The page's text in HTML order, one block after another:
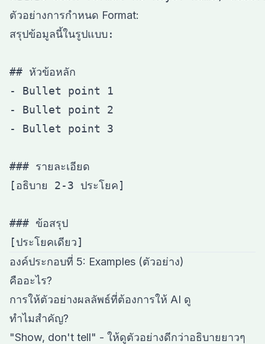
ตัวอย่างการกำหนด Format:
สรุปข้อมูลนี้ในรูปแบบ:
## หัวข้อหลัก
- Bullet point 1
- Bullet point 2
- Bullet point 3
### รายละเอียด
[อธิบาย 2-3 ประโยค]
### ข้อสรุป
องค์ประกอบที่ 5: Examples (ตัวอย่าง)
คืออะไร?
การให้ตัวอย่างผลลัพธ์ที่ต้องการให้ AI ดู
ทำไมสำคัญ?
"Show, don't tell" - ให้ดูตัวอย่างดีกว่าอธิบายยาวๆ